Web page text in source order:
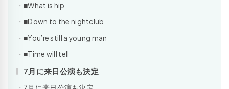
■What is hip
■Down to the nightclub
■You’re still a young man
■Time will tell
7月に来日公演も決定